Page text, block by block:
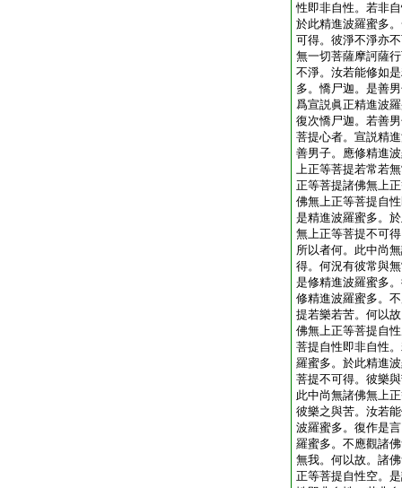
性即非自性。若非
於此精進波羅蜜多
可得。彼淨不淨亦
無一切菩薩摩訶薩
不淨。汝若能修如
多。憍尸迦。是善
爲宣説眞正精進波
復次憍尸迦。若善
菩提心者。宣説精
善男子。應修精進
上正等菩提若常若
正等菩提諸佛無上
佛無上正等菩提自
是精進波羅蜜多。
無上正等菩提不可
所以者何。此中尚
得。何況有彼常與
是修精進波羅蜜多
修精進波羅蜜多。
提若樂若苦。何以
佛無上正等菩提自
菩提自性即非自性
羅蜜多。於此精進
菩提不可得。彼樂
此中尚無諸佛無上
彼樂之與苦。汝若
波羅蜜多。復作是
羅蜜多。不應觀諸
無我。何以故。諸
正等菩提自性空。